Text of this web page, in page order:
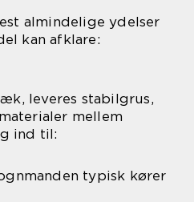
almindelige ydelser
kan afklare:
leveres stabilgrus,
mellem
ind til:
typisk kører